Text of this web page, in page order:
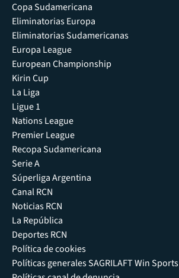
Copa Sudamericana
Eliminatorias Europa
Eliminatorias Sudamericanas
Europa League
European Championship
Kirin Cup
La Liga
Ligue 1
Nations League
Premier League
Recopa Sudamericana
Serie A
Súperliga Argentina
Canal RCN
Noticias RCN
La República
Deportes RCN
Política de cookies
Políticas generales SAGRILAFT Win Sports